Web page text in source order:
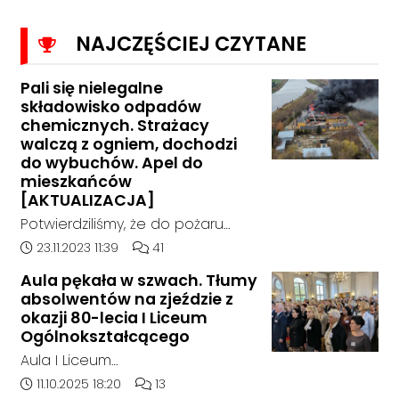
co już młodzi w Dolnośląskim Duma
przynoszą.
NAJCZĘŚCIEJ CZYTANE
Pali się nielegalne
składowisko odpadów
chemicznych. Strażacy
walczą z ogniem, dochodzi
do wybuchów. Apel do
mieszkańców
[AKTUALIZACJA]
Potwierdziliśmy, że do pożaru
doszło w hali, w której nielegalnie
chemiczne.
Data dodania artykułu:
23.11.2023 11:39 Liczba komentarzy artykułu:
41
Aula pękała w szwach. Tłumy
absolwentów na zjeździe z
okazji 80-lecia I Liceum
Ogólnokształcącego
Aula I Liceum
Ogólnokształcącego im. Henryka
Data dodania artykułu:
11.10.2025 18:20 Liczba komentarzy artykułu:
13